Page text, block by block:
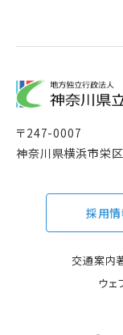
〒247-0007
神奈川県横浜市栄
採用
交通案内
ウェ